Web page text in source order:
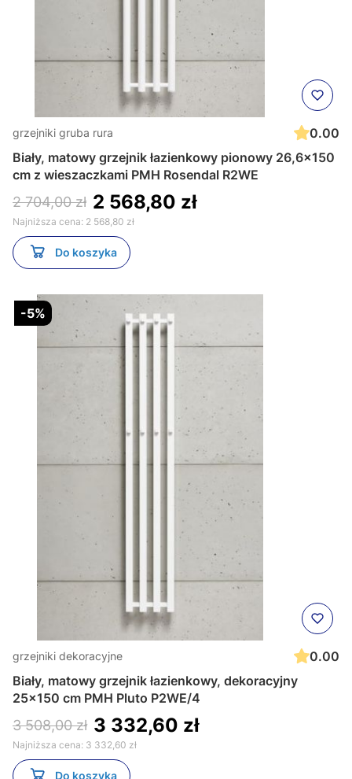
grzejniki gruba rura
0.00
Biały, matowy grzejnik łazienkowy pionowy 26,6x150
cm z wieszaczkami PMH Rosendal R2WE
2 704,00 zł 2 568,80 zł
Najniższa cena: 2 568,80 zł
Do koszyka
-5%
grzejniki dekoracyjne
0.00
Biały, matowy grzejnik łazienkowy, dekoracyjny
25x150 cm PMH Pluto P2WE/4
3 508,00 zł 3 332,60 zł
Najniższa cena: 3 332,60 zł
Do koszyka